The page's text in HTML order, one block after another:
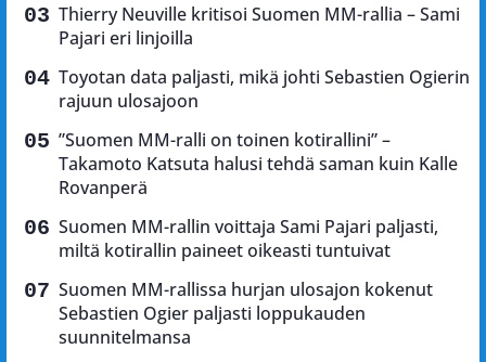
Thierry Neuville kritisoi Suomen MM-rallia – Sami
Pajari eri linjoilla
Toyotan data paljasti, mikä johti Sebastien Ogierin
rajuun ulosajoon
”Suomen MM-ralli on toinen kotirallini” –
Takamoto Katsuta halusi tehdä saman kuin Kalle
Rovanperä
Suomen MM-rallin voittaja Sami Pajari paljasti,
miltä kotirallin paineet oikeasti tuntuivat
Suomen MM-rallissa hurjan ulosajon kokenut
Sebastien Ogier paljasti loppukauden
suunnitelmansa